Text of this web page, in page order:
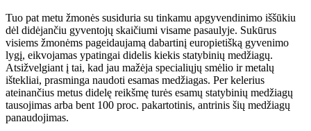
Tuo pat metu žmonės susiduria su tinkamu apgyvendinimo iššūkiu
dėl didėjančiu gyventojų skaičiumi visame pasaulyje. Sukūrus
visiems žmonėms pageidaujamą dabartinį europietišką gyvenimo
lygį, eikvojamas ypatingai didelis kiekis statybinių medžiagų.
Atsižvelgiant į tai, kad jau mažėja specialiųjų smėlio ir metalų
ištekliai, prasminga naudoti esamas medžiagas. Per kelerius
ateinančius metus didelę reikšmę turės esamų statybinių medžiagų
tausojimas arba bent 100 proc. pakartotinis, antrinis šių medžiagų
panaudojimas.